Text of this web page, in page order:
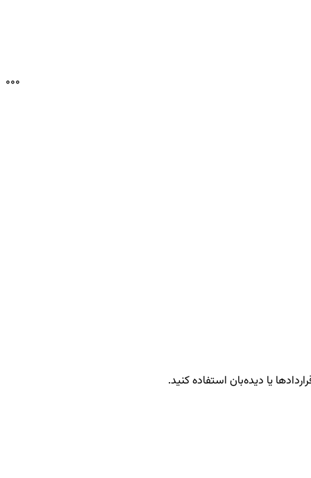
000
یا دیده‌بان استفاده کنید.